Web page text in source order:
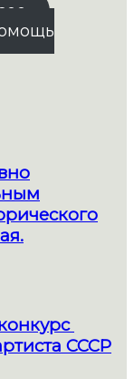
СССР